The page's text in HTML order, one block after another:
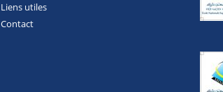
Liens utiles
Contact